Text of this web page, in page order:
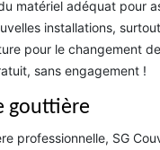
matériel adéquat pour
installations,
pour le changement
sans engagement !
gouttière
professionnelle, SG